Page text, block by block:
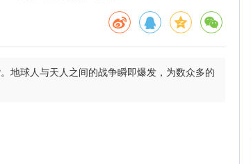
地球人与天人之间的战争瞬即爆发，为数众多的